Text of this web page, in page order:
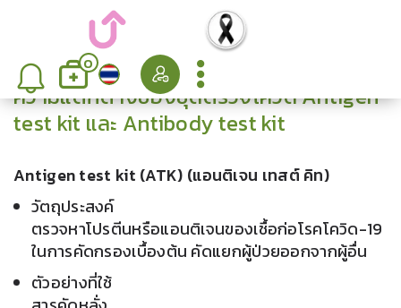
0
ความแตกต่างของชุดตรวจโควิด Antigen
test kit และ Antibody test kit
Antigen test kit (ATK) (แอนติเจน เทสต์ คิท)
วัตถุประสงค์
ตรวจหาโปรตีนหรือแอนติเจนของเชื้อก่อโรคโควิด-19
ในการคัดกรองเบื้องต้น คัดแยกผู้ป่วยออกจากผู้อื่น
ตัวอย่างที่ใช้